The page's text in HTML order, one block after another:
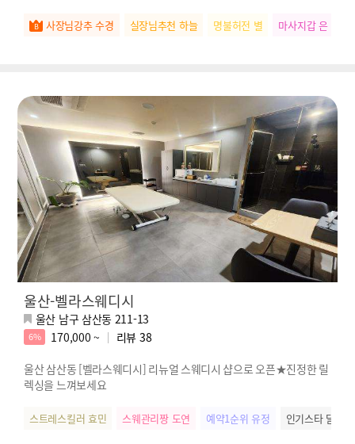
사장님강추 수경 실장님추천 하늘 명불허전 별 마사지갑 은
울산-벨라스웨디시
울산 남구 삼산동 211-13
6% 170,000 ~ 리뷰 38
울산 삼산동 [벨라스웨디시] 리뉴얼 스웨디시 샵으로 오픈★진정한 릴
렉싱을 느껴보세요
스트레스킬러 효민 스웨관리짱 도연 예약1순위 유정 인기스타 달이